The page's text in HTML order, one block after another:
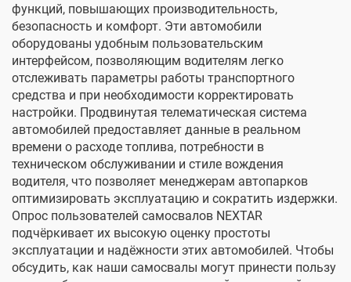
функций, повышающих производительность,
безопасность и комфорт. Эти автомобили
оборудованы удобным пользовательским
интерфейсом, позволяющим водителям легко
отслеживать параметры работы транспортного
средства и при необходимости корректировать
настройки. Продвинутая телематическая система
автомобилей предоставляет данные в реальном
времени о расходе топлива, потребности в
техническом обслуживании и стиле вождения
водителя, что позволяет менеджерам автопарков
оптимизировать эксплуатацию и сократить издержки.
Опрос пользователей самосвалов NEXTAR
подчёркивает их высокую оценку простоты
эксплуатации и надёжности этих автомобилей. Чтобы
обсудить, как наши самосвалы могут принести пользу